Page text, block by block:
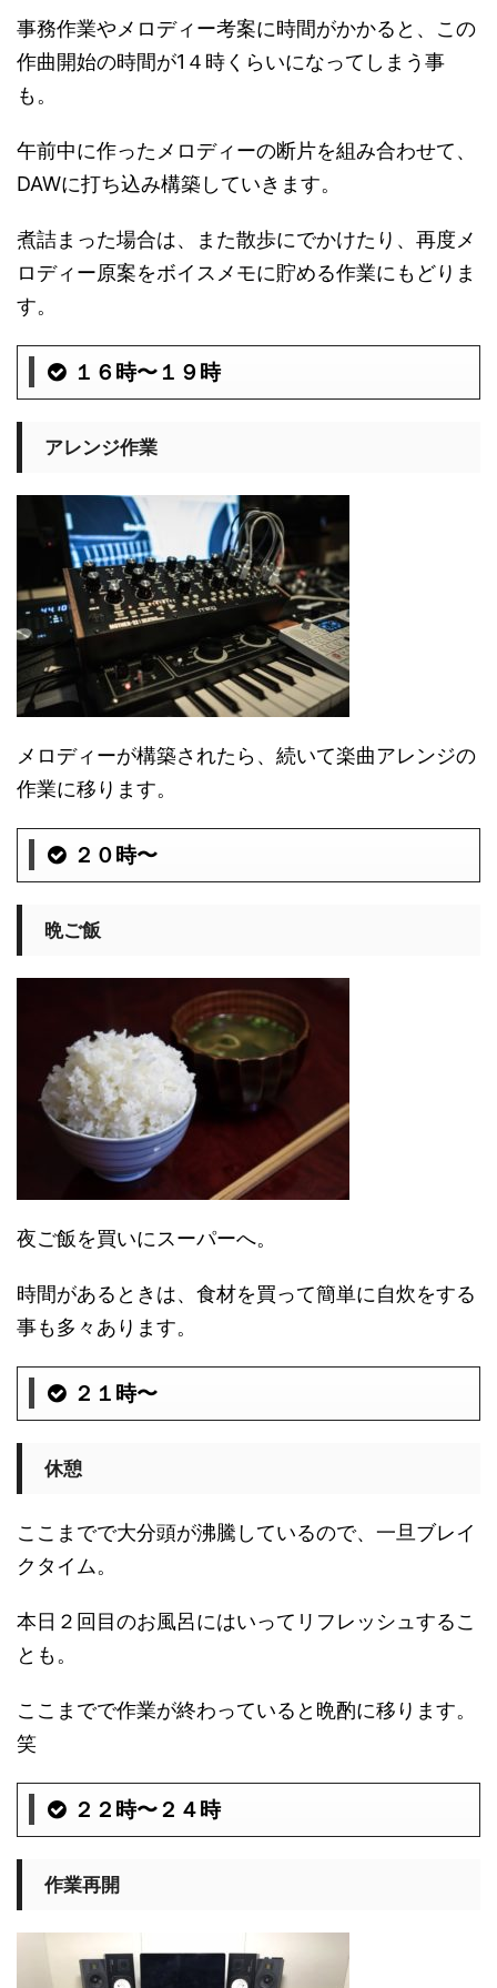
事務作業やメロディー考案に時間がかかると、この
作曲開始の時間が1４時くらいになってしまう事
も。
午前中に作ったメロディーの断片を組み合わせて、
DAWに打ち込み構築していきます。
煮詰まった場合は、また散歩にでかけたり、再度メ
ロディー原案をボイスメモに貯める作業にもどりま
す。
１６時〜１９時
アレンジ作業
メロディーが構築されたら、続いて楽曲アレンジの
作業に移ります。
２０時〜
晩ご飯
夜ご飯を買いにスーパーへ。
時間があるときは、食材を買って簡単に自炊をする
事も多々あります。
２１時〜
休憩
ここまでで大分頭が沸騰しているので、一旦ブレイ
クタイム。
本日２回目のお風呂にはいってリフレッシュするこ
とも。
ここまでで作業が終わっていると晩酌に移ります。
笑
２２時〜２４時
作業再開